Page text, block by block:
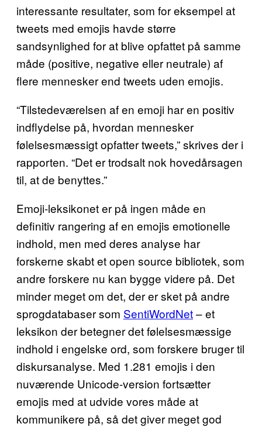
interessante resultater, som for eksempel at
tweets med emojis havde større
sandsynlighed for at blive opfattet på samme
måde (positive, negative eller neutrale) af
flere mennesker end tweets uden emojis.
“Tilstedeværelsen af en emoji har en positiv
indflydelse på, hvordan mennesker
følelsesmæssigt opfatter tweets,” skrives der i
rapporten. “Det er trodsalt nok hovedårsagen
til, at de benyttes.”
Emoji-leksikonet er på ingen måde en
definitiv rangering af en emojis emotionelle
indhold, men med deres analyse har
forskerne skabt et open source bibliotek, som
andre forskere nu kan bygge videre på. Det
minder meget om det, der er sket på andre
sprogdatabaser som SentiWordNet– et
leksikon der betegner det følelsesmæssige
indhold i engelske ord, som forskere bruger til
diskursanalyse. Med 1.281 emojis i den
nuværende Unicode-version fortsætter
emojis med at udvide vores måde at
kommunikere på, så det giver meget god